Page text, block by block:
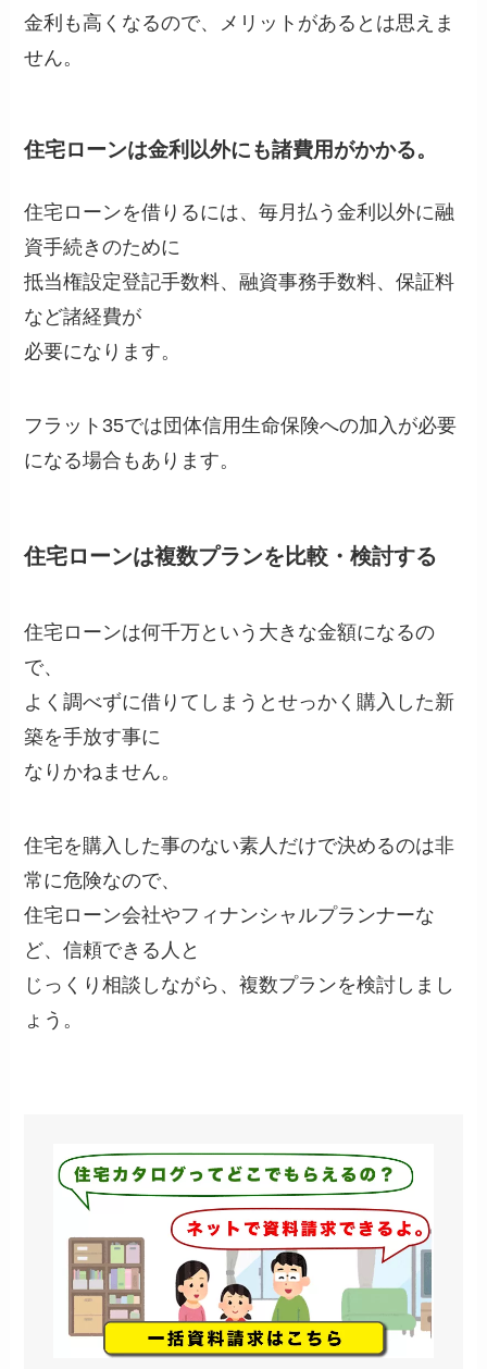
金利も高くなるので、メリットがあるとは思えま
せん。
住宅ローンは金利以外にも諸費用がかかる。
住宅ローンを借りるには、毎月払う金利以外に融
資手続きのために
抵当権設定登記手数料、融資事務手数料、保証料
など諸経費が
必要になります。
フラット35では団体信用生命保険への加入が必要
になる場合もあります。
住宅ローンは複数プランを比較・検討する
住宅ローンは何千万という大きな金額になるの
で、
よく調べずに借りてしまうとせっかく購入した新
築を手放す事に
なりかねません。
住宅を購入した事のない素人だけで決めるのは非
常に危険なので、
住宅ローン会社やフィナンシャルプランナーな
ど、信頼できる人と
じっくり相談しながら、複数プランを検討しまし
ょう。